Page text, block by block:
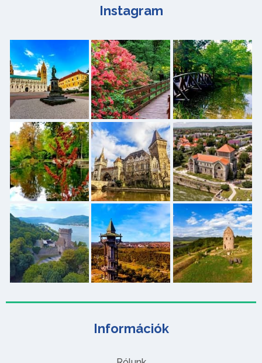
Információk
Instagram